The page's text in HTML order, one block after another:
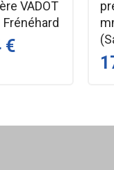
ou liteau, puis on
?
VADOT
Frénéhard
€